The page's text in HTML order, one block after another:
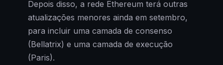
Depois disso, a rede Ethereum terá outras
atualizações menores ainda em setembro,
para incluir uma camada de consenso
(Bellatrix) e uma camada de execução
(Paris).